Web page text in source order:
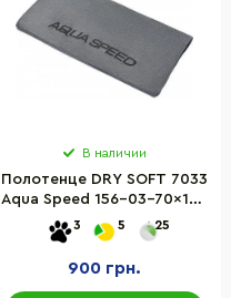
В наличии
Полотенце DRY SOFT 7033
Aqua Speed 156-03-70x140
серый 70 x 140 см
3 5 25
900 грн.